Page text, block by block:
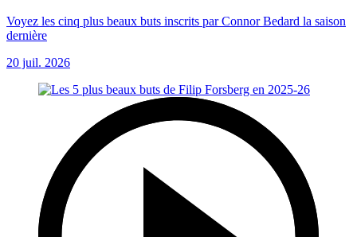
Voyez les cinq plus beaux buts inscrits par Connor Bedard la saison
dernière
20 juil. 2026